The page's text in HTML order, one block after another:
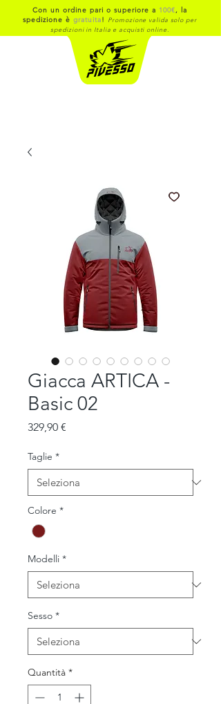
Con un ordine pari o superiore a 100€, la
spedizione ègratuita! Promozione valida solo per
spedizioni in Italia e acquisti online.
Giacca ARTICA -
Basic 02
329,90 €
Taglie *
Colore *
Modelli *
Sesso *
Quantità *